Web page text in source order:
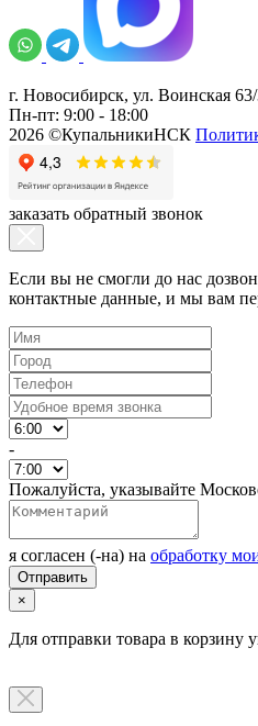
г. Новосибирск, ул. Воинская
Пн-пт: 9:00 - 18:00
2026 ©КупальникиНСК
заказать обратный звонок
Если вы не смогли до нас
контактные данные, и мы вам
-
Пожалуйста, указывайте
я согласен (-на) на обработку
×
Для отправки товара в корзину